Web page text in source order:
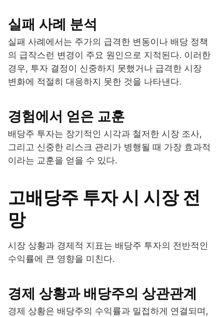
실패 사례 분석
실패 사례에서는 주가의 급격한 변동이나 배당 정책
의 급작스런 변경이 주요 원인으로 지적된다. 이러한
경우, 투자 결정이 신중하지 못했거나 급격한 시장
변화에 적절히 대응하지 못한 것을 나타낸다.
경험에서 얻은 교훈
배당주 투자는 장기적인 시각과 철저한 시장 조사,
그리고 신중한 리스크 관리가 병행될 때 가장 효과적
이라는 교훈을 얻을 수 있다.
고배당주 투자 시 시장 전
망
시장 상황과 경제적 지표는 배당주 투자의 전반적인
수익률에 큰 영향을 미친다.
경제 상황과 배당주의 상관관계
경제 상황은 배당주의 수익률과 밀접하게 연결되며,